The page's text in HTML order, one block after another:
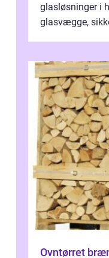
glasløsninger i
glasvægge,
Ovntørret